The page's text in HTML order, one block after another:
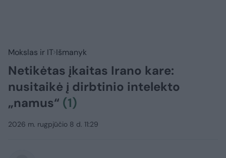
Mokslas ir IT Išmanyk
Netikėtas įkaitas Irano kare:
nusitaikė į dirbtinio intelekto
„namus“ (1)
2026 m. rugpjūčio 8 d. 11:29